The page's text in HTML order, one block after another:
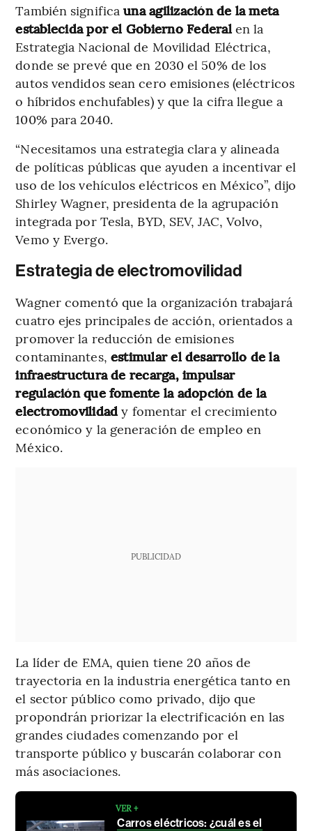
También significauna agilización de la meta
establecida por el Gobierno Federalen la
Estrategia Nacional de Movilidad Eléctrica,
donde se prevé que en 2030 el 50% de los
autos vendidos sean cero emisiones (eléctricos
o híbridos enchufables) y que la cifra llegue a
100% para 2040.
“Necesitamos una estrategia clara y alineada
de políticas públicas que ayuden a incentivar el
uso de los vehículos eléctricos en México”, dijo
Shirley Wagner, presidenta de la agrupación
integrada por Tesla, BYD, SEV, JAC, Volvo,
Vemo y Evergo.
Estrategia de electromovilidad
Wagner comentó que la organización trabajará
cuatro ejes principales de acción, orientados a
promover la reducción de emisiones
contaminantes, estimular el desarrollo de la
infraestructura de recarga, impulsar
regulación que fomente la adopción de la
electromovilidady fomentar el crecimiento
económico y la generación de empleo en
México.
PUBLICIDAD
La líder de EMA, quien tiene 20 años de
trayectoria en la industria energética tanto en
el sector público como privado, dijo que
propondrán priorizar la electrificación en las
grandes ciudades comenzando por el
transporte público y buscarán colaborar con
más asociaciones.
VER +
Carros eléctricos: ¿cuál es el